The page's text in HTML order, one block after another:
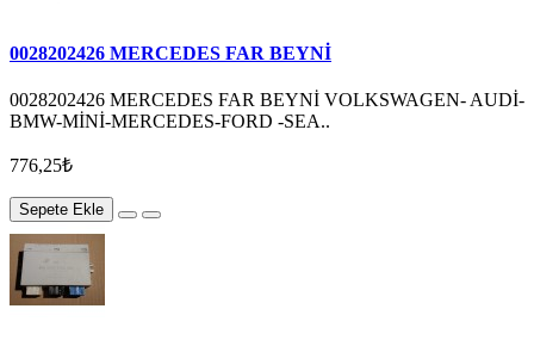
0028202426 MERCEDES FAR BEYNİ
0028202426 MERCEDES FAR BEYNİ VOLKSWAGEN- AUDİ-
BMW-MİNİ-MERCEDES-FORD -SEA..
776,25₺
Sepete Ekle